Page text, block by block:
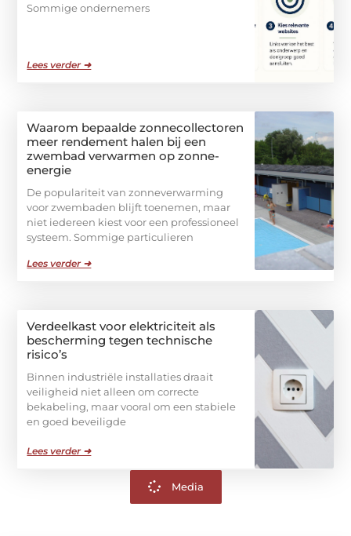
Sommige ondernemers
Lees verder ➜
Waarom bepaalde zonnecollectoren
meer rendement halen bij een
zwembad verwarmen op zonne-
energie
De populariteit van zonneverwarming
voor zwembaden blijft toenemen, maar
niet iedereen kiest voor een professioneel
systeem. Sommige particulieren
Lees verder ➜
Verdeelkast voor elektriciteit als
bescherming tegen technische
risico’s
Binnen industriële installaties draait
veiligheid niet alleen om correcte
bekabeling, maar vooral om een stabiele
en goed beveiligde
Lees verder ➜
Media